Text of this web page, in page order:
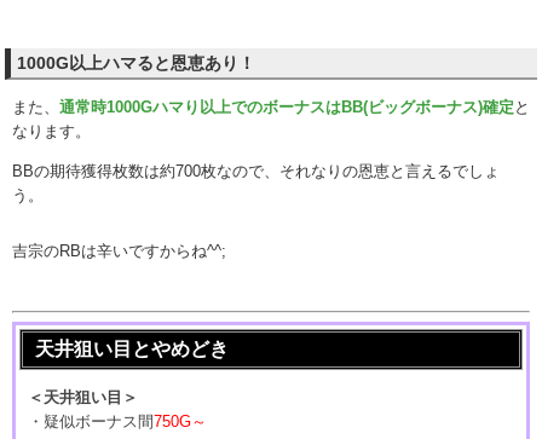
1000G以上ハマると恩恵あり！
また、 通常時1000Gハマり以上でのボーナスはBB(ビッグボーナス)確定 と
なります。
BBの期待獲得枚数は約700枚なので、それなりの恩恵と言えるでしょ
う。
吉宗のRBは辛いですからね^^;
天井狙い目とやめどき
＜天井狙い目＞
・疑似ボーナス間750G～